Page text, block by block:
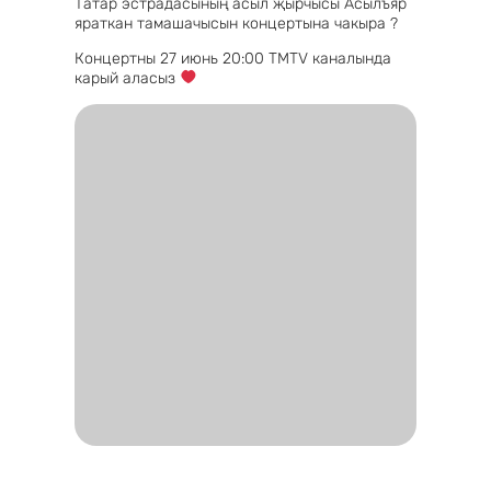
яраткан тамашачысын концертына чакыра ?
Концертны 27 июнь 20:00 TMTV каналында
карый аласыз